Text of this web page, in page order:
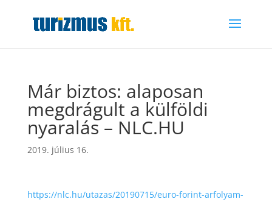
Már biztos: alaposan
megdrágult a külföldi
nyaralás – NLC.HU
2019. július 16.
https://nlc.hu/utazas/20190715/euro-forint-arfolyam-